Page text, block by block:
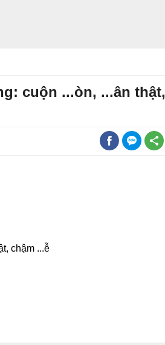
cuộn ...òn, ...ân thật,
chậm ...ễ